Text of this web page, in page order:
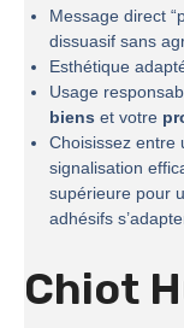
Message direct
dissuasif sans
Esthétique
Usage
biens et votre
Choisissez entre
signalisation
supérieure pour
adhésifs
Chiot